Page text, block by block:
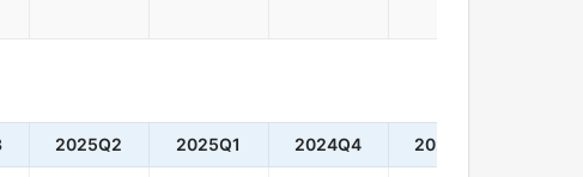
2025Q2 2025Q1 2024Q4 2024Q3